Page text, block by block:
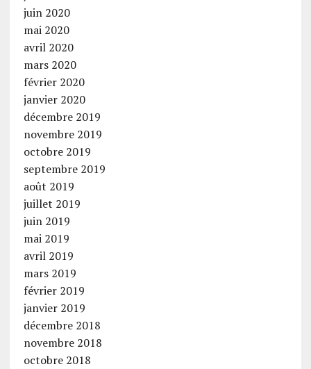
juin 2020
mai 2020
avril 2020
mars 2020
février 2020
janvier 2020
décembre 2019
novembre 2019
octobre 2019
septembre 2019
août 2019
juillet 2019
juin 2019
mai 2019
avril 2019
mars 2019
février 2019
janvier 2019
décembre 2018
novembre 2018
octobre 2018